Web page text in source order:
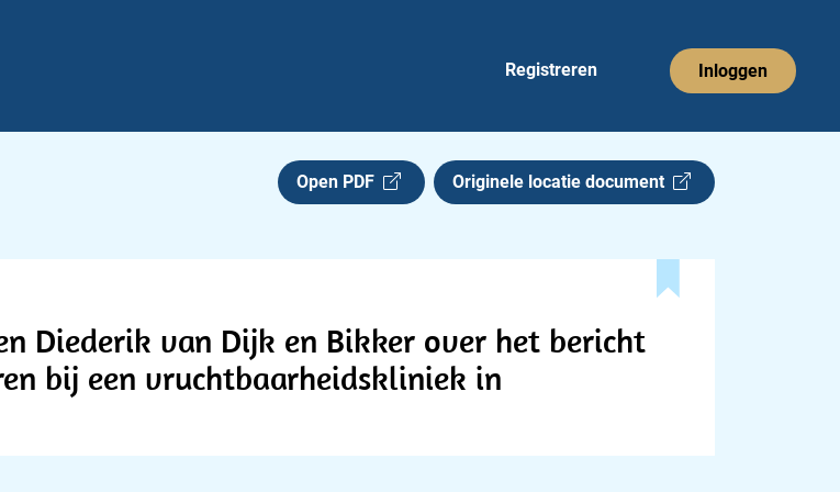
Registreren Inloggen
Open PDF Originele locatie document
Diederik van Dijk en Bikker over het bericht
bij een vruchtbaarheidskliniek in